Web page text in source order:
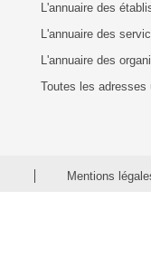
L'annuaire des
L'annuaire des
L'annuaire des
Toutes les adresses
Mentions